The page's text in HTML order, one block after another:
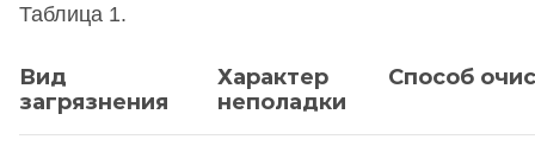
Таблица 1.
Вид
загрязнения
Характер
неполадки
Способ